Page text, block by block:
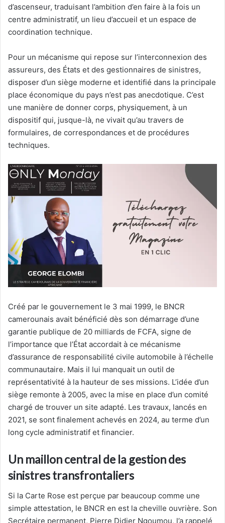
d’ascenseur, traduisant l’ambition d’en faire à la fois un
centre administratif, un lieu d’accueil et un espace de
coordination technique.
Pour un mécanisme qui repose sur l’interconnexion des
assureurs, des États et des gestionnaires de sinistres,
disposer d’un siège moderne et identifié dans la principale
place économique du pays n’est pas anecdotique. C’est
une manière de donner corps, physiquement, à un
dispositif qui, jusque-là, ne vivait qu’au travers de
formulaires, de correspondances et de procédures
techniques.
Créé par le gouvernement le 3 mai 1999, le BNCR
camerounais avait bénéficié dès son démarrage d’une
garantie publique de 20 milliards de FCFA, signe de
l’importance que l’État accordait à ce mécanisme
d’assurance de responsabilité civile automobile à l’échelle
communautaire. Mais il lui manquait un outil de
représentativité à la hauteur de ses missions. L’idée d’un
siège remonte à 2005, avec la mise en place d’un comité
chargé de trouver un site adapté. Les travaux, lancés en
2021, se sont finalement achevés en 2024, au terme d’un
long cycle administratif et financier.
Un maillon central de la gestion des
sinistres transfrontaliers
Si la Carte Rose est perçue par beaucoup comme une
simple attestation, le BNCR en est la cheville ouvrière. Son
Secrétaire permanent, Pierre Didier Ngoumou, l’a rappelé